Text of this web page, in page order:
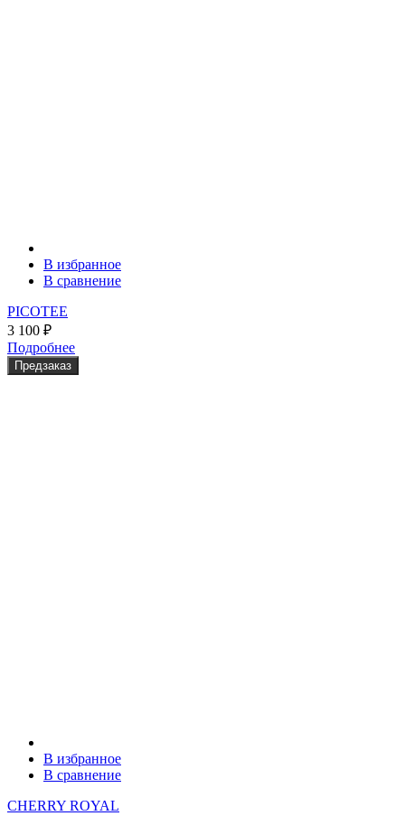
В избранное
В сравнение
PICOTEE
3 100 ₽
Подробнее
Предзаказ
В избранное
В сравнение
CHERRY ROYAL